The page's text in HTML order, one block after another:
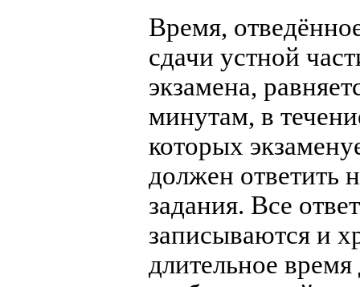
Время,
сдачи устной
экзамена,
минутам, в
которых
должен ответить
задания. Все
записываются и
длительное время